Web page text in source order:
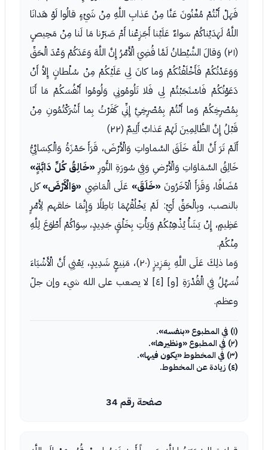
فَهَلْ أَنْتُمْ مُغْنُونَ عَنَّا مِنْ عَذابِ اللَّهِ مِنْ شَيْءٍ قالُوا لَوْ هَدانَا
اللَّهُ لَهَدَيْناكُمْ سَواءٌ عَلَيْنا أَجَزِعْنا أَمْ صَبَرْنا مَا لَنا مِنْ مَحِيصٍ
(٢١) وَقالَ الشَّيْطانُ لَمَّا قُضِيَ الْأَمْرُ إِنَّ اللَّهَ وَعَدَكُمْ وَعْدَ الْحَقِّ
وَوَعَدْتُكُمْ فَأَخْلَفْتُكُمْ وَما كانَ لِي عَلَيْكُمْ مِنْ سُلْطانٍ إِلاَّ أَنْ
دَعَوْتُكُمْ فَاسْتَجَبْتُمْ لِي فَلا تَلُومُونِي وَلُومُوا أَنْفُسَكُمْ مَا أَنَا
بِمُصْرِخِكُمْ وَما أَنْتُمْ بِمُصْرِخِيَّ إِنِّي كَفَرْتُ بِما أَشْرَكْتُمُونِ مِنْ
قَبْلُ إِنَّ الظَّالِمِينَ لَهُمْ عَذابٌ أَلِيمٌ (٢٢)
أَلَمْ تَرَ أَنَّ اللَّهَ خَلَقَ السَّماواتِ وَالْأَرْضَ، قَرَأَ حَمْزَةُ وَالْكِسَائِيُّ
خَالِقُ السَّمَاوَاتِ وَالْأَرْضِ وَفِي سُورَةِ النُّورِ «خَالِقُ كُلِّ دَابَّةٍ»
مُضَافًا، وَقَرَأَ الْآخَرُونَ «خَلَقَ» عَلَى الْمَاضِي «وَالْأَرْضَ»كل
بالنصب، وبِالْحَقِّ أَيْ: لَمْ يَخْلُقْهُمَا بَاطِلًا وَإِنَّمَا خلقهم لِأَمْرٍ
عَظِيمٍ، إِنْ يَشَأْ يُذْهِبْكُمْ وَيَأْتِ بِخَلْقٍ جَدِيدٍ، سِوَاكُمْ أَطْوَعَ لِلَّهِ
مِنْكُمْ.
وَما ذلِكَ عَلَى اللَّهِ بِعَزِيزٍ (٢٠)، مَنِيعٍ شَدِيدٍ، يَعْنِي أَنَّ الْأَشْيَاءَ
تُسَهَّلُ فِي الْقُدْرَةِ [و] [٤] لا يصعب على الله شيء وإن جلّ
وعظم.
(١) في المطبوع «بنفسه».
(٢) في المطبوع
«ونظيرها».
(٣) في المخطوط
«يكون فيها».
(٤) زيادة عن المخطوط.
صفحة رقم 34